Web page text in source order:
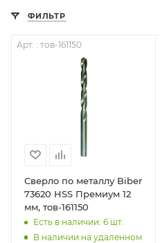
ФИЛЬТР
Арт. : тов-161150
Сверло по металлу Biber
73620 HSS Премиум 12
мм, тов-161150
Есть в наличии: 6 шт.
В наличии на удаленном